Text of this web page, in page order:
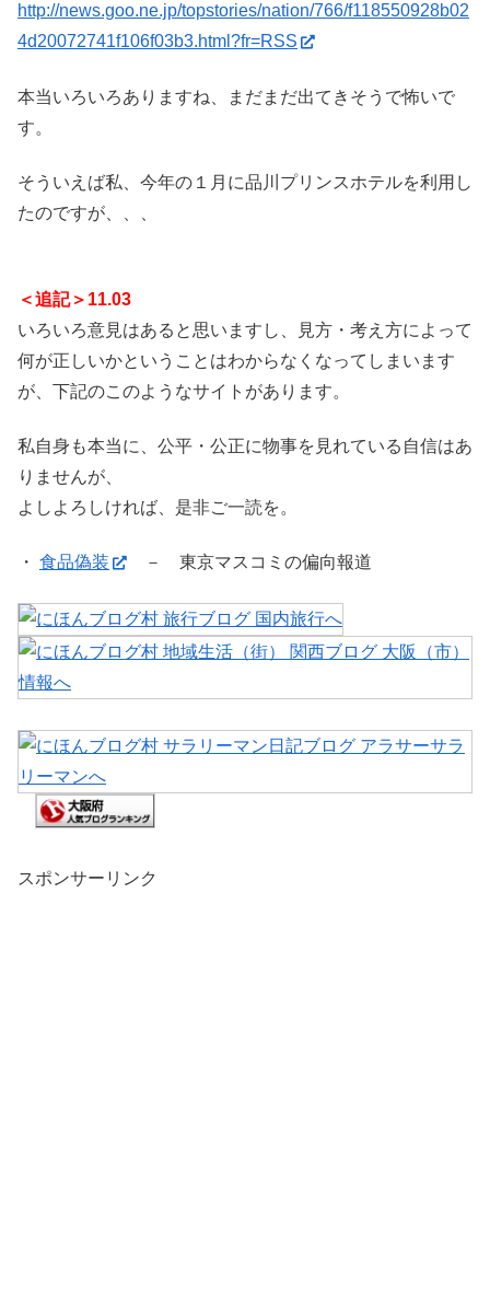
http://news.goo.ne.jp/topstories/nation/766/f118550928b02
4d20072741f106f03b3.html?fr=RSS
本当いろいろありますね、まだまだ出てきそうで怖いで
す。
そういえば私、今年の１月に品川プリンスホテルを利用し
たのですが、、、
＜追記＞11.03
いろいろ意見はあると思いますし、見方・考え方によって
何が正しいかということはわからなくなってしまいます
が、下記のこのようなサイトがあります。
私自身も本当に、公平・公正に物事を見れている自信はあ
りませんが、
よしよろしければ、是非ご一読を。
・ 食品偽装 － 東京マスコミの偏向報道
スポンサーリンク